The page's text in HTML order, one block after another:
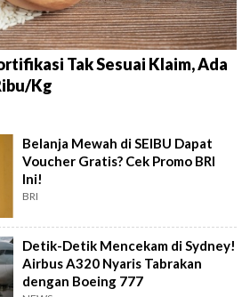
Tak Sesuai Klaim, Ada
Kg
Belanja Mewah di SEIBU Dapat
Voucher Gratis? Cek Promo BRI
Ini!
BRI
Detik-Detik Mencekam di Sydney!
Airbus A320 Nyaris Tabrakan
dengan Boeing 777